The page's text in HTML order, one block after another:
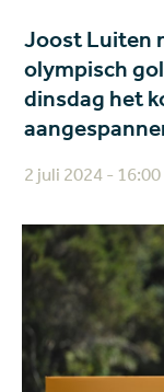
Joost Luiten
olympisch
dinsdag het
2 juli 2024 - 16:00